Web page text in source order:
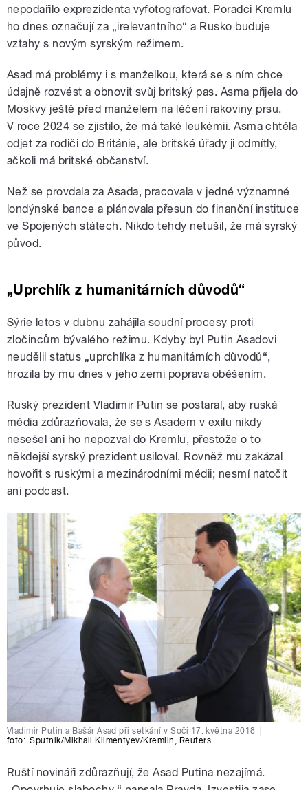
nepodařilo exprezidenta vyfotografovat. Poradci Kremlu
ho dnes označují za „irelevantního“ a Rusko buduje
vztahy s novým syrským režimem.
Asad má problémy i s manželkou, která se s ním chce
údajně rozvést a obnovit svůj britský pas. Asma přijela do
Moskvy ještě před manželem na léčení rakoviny prsu.
V roce 2024 se zjistilo, že má také leukémii. Asma chtěla
odjet za rodiči do Británie, ale britské úřady ji odmítly,
ačkoli má britské občanství.
Než se provdala za Asada, pracovala v jedné významné
londýnské bance a plánovala přesun do finanční instituce
ve Spojených státech. Nikdo tehdy netušil, že má syrský
původ.
„Uprchlík z humanitárních důvodů“
Sýrie letos v dubnu zahájila soudní procesy proti
zločincům bývalého režimu. Kdyby byl Putin Asadovi
neudělil status „uprchlíka z humanitárních důvodů“,
hrozila by mu dnes v jeho zemi poprava oběšením.
Ruský prezident Vladimir Putin se postaral, aby ruská
média zdůrazňovala, že se s Asadem v exilu nikdy
nesešel ani ho nepozval do Kremlu, přestože o to
někdejší syrský prezident usiloval. Rovněž mu zakázal
hovořit s ruskými a mezinárodními médii; nesmí natočit
ani podcast.
Vladimir Putin a Bašár Asad při setkání v Soči 17. května 2018
foto: Sputnik/Mikhail Klimentyev/Kremlin Reuters
Ruští novináři zdůrazňují, že Asad Putina nezajímá.